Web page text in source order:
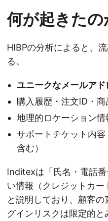
何が起きたの
HIBPの分析によると、
る。
ユニークなメールアド
購入履歴・注文ID・商
地理的ロケーション情
サポートチケット内
含む）
Inditexは「氏名・電話
い情報（クレジットカー
と説明しており、顧客
グインリスクは限定的